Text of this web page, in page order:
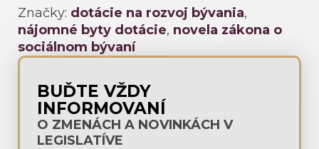
Značky: dotácie na rozvoj bývania,
nájomné byty dotácie, novela zákona o
sociálnom bývaní
BUĎTE VŽDY
INFORMOVANÍ
O ZMENÁCH A NOVINKÁCH V
LEGISLATÍVE